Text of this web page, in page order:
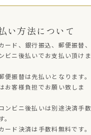
い方法について
ード、銀行振込、郵便振替、
ビニ後払いでお支払い頂けま
便振替は先払いとなります。
お客様負担でお願い致しま
ンビニ後払いは別途決済手数
。
ード決済は手数料無料です。